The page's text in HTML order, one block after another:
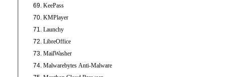
KeePass
KMPlayer
Launchy
LibreOffice
MailWasher
Malwarebytes Anti-Malware